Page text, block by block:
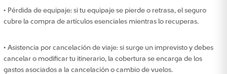
• Pérdida de equipaje: si tu equipaje se pierde o retrasa, el seguro
cubre la compra de artículos esenciales mientras lo recuperas.
• Asistencia por cancelación de viaje: si surge un imprevisto y debes
cancelar o modificar tu itinerario, la cobertura se encarga de los
gastos asociados a la cancelación o cambio de vuelos.